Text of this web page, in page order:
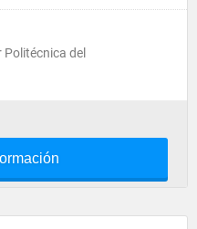
Politécnica del